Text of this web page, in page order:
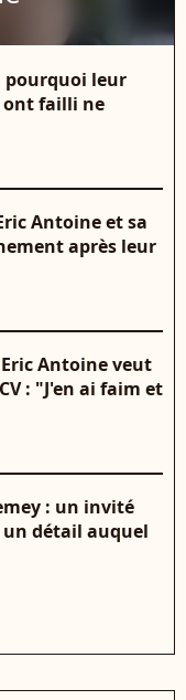
pourquoi leur
ont failli ne
Antoine et sa
après leur
Antoine veut
: "J'en ai faim et
: un invité
détail auquel